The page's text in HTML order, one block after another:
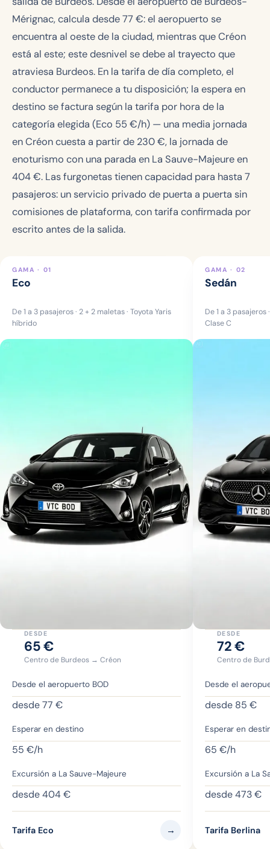
Mérignac, calcula desde77€: el aeropuerto se
encuentra al oeste de la ciudad, mientras que Créon
está al este; este desnivel se debe al trayecto que
atraviesa Burdeos. En la tarifa de día completo, el
conductor permanece a tu disposición; la espera en
destino se factura según la tarifa por hora de la
categoría elegida (Eco 55 €/h) — una media jornada
en Créon cuesta a partir de 230 €, la jornada de
enoturismo con una parada en La Sauve-Majeure en
404 €. Las furgonetas tienen capacidad para hasta 7
pasajeros: un servicio privado de puerta a puerta sin
comisiones de plataforma, con tarifa confirmada por
escrito antes de la salida.
GAMA · 01
Eco
De 1 a 3 pasajeros · 2 + 2 maletas · Toyota Yaris
híbrido
DESDE
65€
Centro de Burdeos → Créon
Desde el aeropuerto BOD
desde77 €
Esperar en destino
55 €/h
Excursión a La Sauve-Majeure
desde404 €
Tarifa Eco →
GAMA · 02
Sedán
De 1 a 3 pasajeros
Clase C
DESDE
72€
Centro de
Desde el
desde 85 €
Esperar en
65 €/h
Excursión a La
desde473 €
Tarifa Berlina